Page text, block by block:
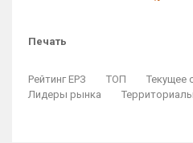
Печать
Рейтинг ЕРЗ ТОП
Текущее
Лидеры рынка